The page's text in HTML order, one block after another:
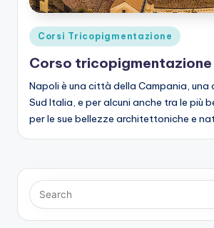
Posted
in
Corsi Tricopigmentazione
Corso tricopigmentazione
Napoli è una città della Campania, una
Sud Italia, e per alcuni anche tra le più
per le sue bellezze architettoniche e